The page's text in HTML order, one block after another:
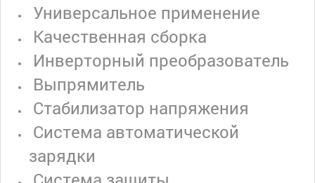
Универсальное применение
Качественная сборка
Инверторный преобразователь
Выпрямитель
Стабилизатор напряжения
Система автоматической
зарядки